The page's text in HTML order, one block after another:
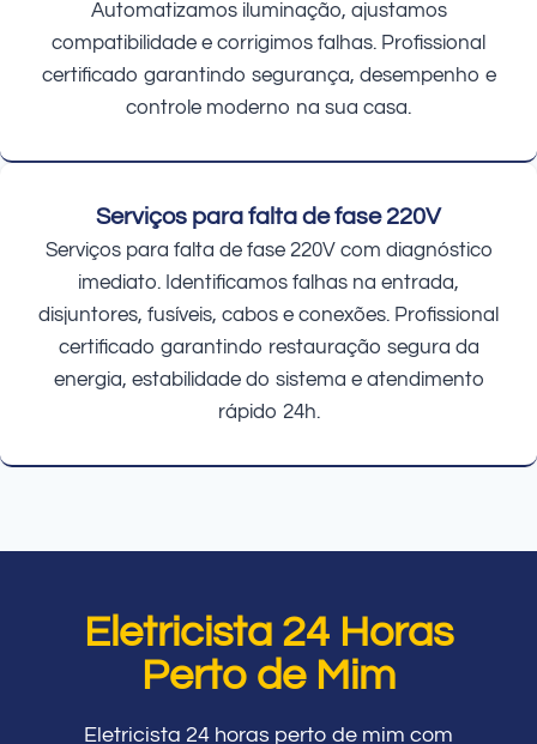
Automatizamos iluminação, ajustamos
compatibilidade e corrigimos falhas. Profissional
certificado garantindo segurança, desempenho e
controle moderno na sua casa.
Serviços para falta de fase 220V
Serviços para falta de fase 220V com diagnóstico
imediato. Identificamos falhas na entrada,
disjuntores, fusíveis, cabos e conexões. Profissional
certificado garantindo restauração segura da
energia, estabilidade do sistema e atendimento
rápido 24h.
Eletricista 24 Horas
Perto de Mim
Eletricista 24 horas perto de mim com